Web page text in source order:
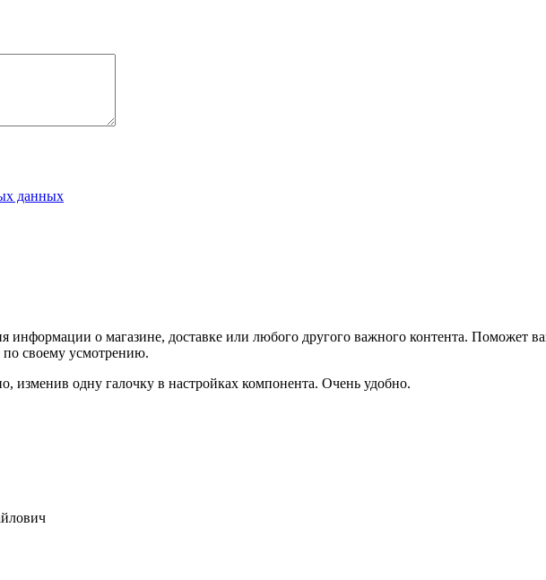
данных
информации о магазине, доставке или любого другого важного контента. Поможет
по своему усмотрению.
изменив одну галочку в настройках компонента. Очень удобно.